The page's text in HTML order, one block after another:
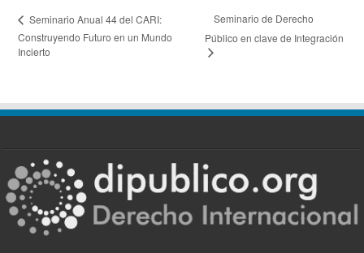
Seminario Anual 44 del CARI:
Construyendo Futuro en un Mundo
Incierto
Seminario de Derecho
Público en clave de Integración